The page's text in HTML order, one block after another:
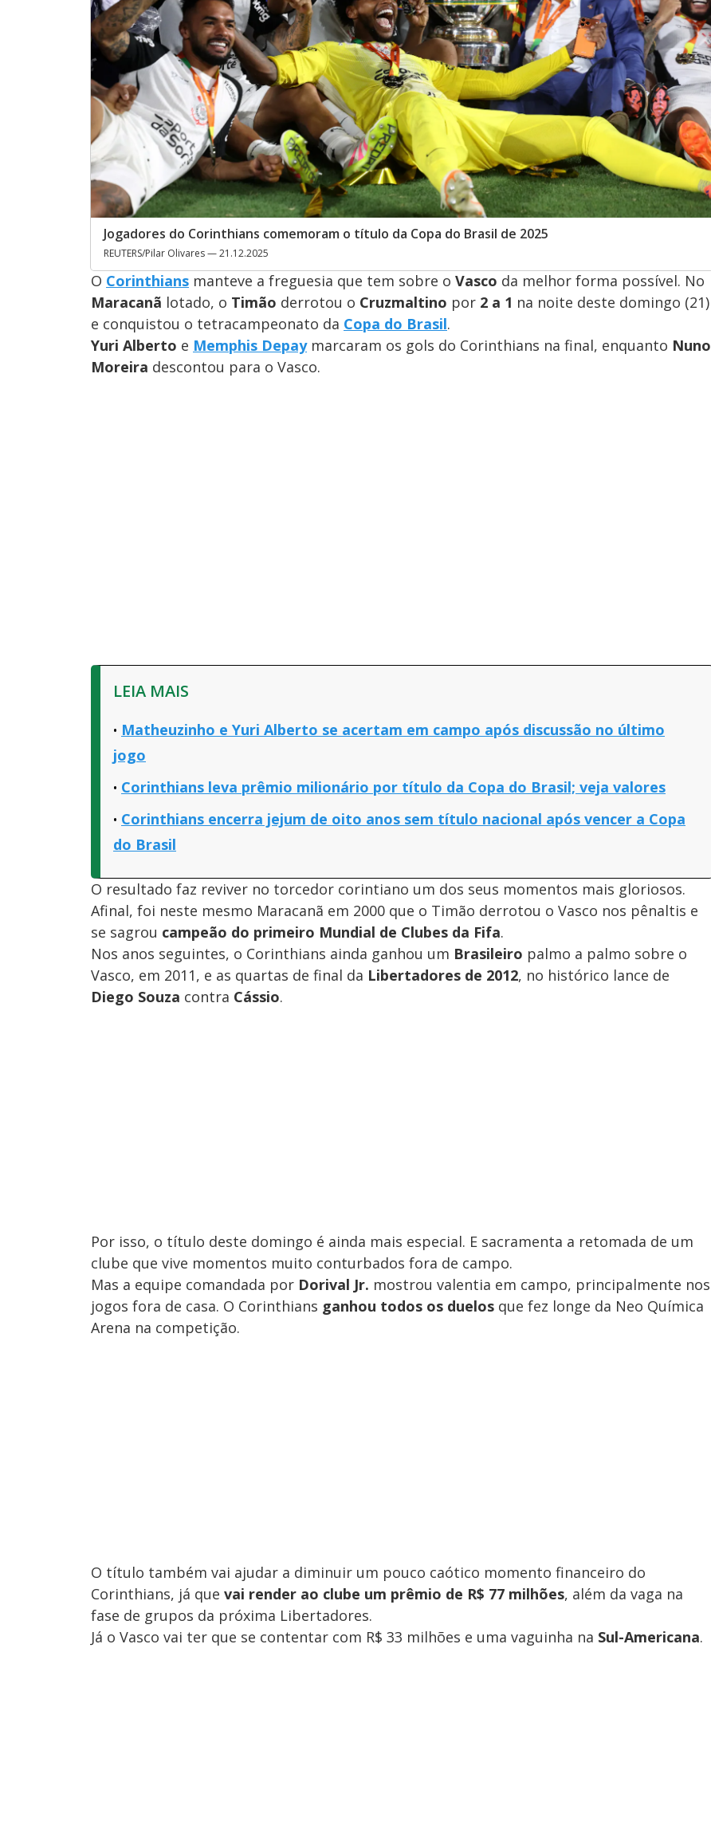
Jogadores do Corinthians comemoram o título da Copa do Brasil de 2025
REUTERS/Pilar Olivares — 21.12.2025
O Corinthians manteve a freguesia que tem sobre o Vasco da melhor forma possível. No
Maracanã lotado, o Timão derrotou o Cruzmaltino por 2 a 1 na noite deste domingo (21)
e conquistou o tetracampeonato da Copa do Brasil.
Yuri Alberto e Memphis Depaymarcaram os gols do Corinthians na final, enquanto Nuno
Moreira descontou para o Vasco.
LEIA MAIS
Matheuzinho e Yuri Alberto se acertam em campo após discussão no último
jogo
Corinthians leva prêmio milionário por título da Copa do Brasil; veja valores
Corinthians encerra jejum de oito anos sem título nacional após vencer a Copa
do Brasil
O resultado faz reviver no torcedor corintiano um dos seus momentos mais gloriosos.
Afinal, foi neste mesmo Maracanã em 2000 que o Timão derrotou o Vasco nos pênaltis e
se sagrou campeão do primeiro Mundial de Clubes da Fifa.
Nos anos seguintes, o Corinthians ainda ganhou um Brasileiro palmo a palmo sobre o
Vasco, em 2011, e as quartas de final da Libertadores de 2012, no histórico lance de
Diego Souza contra Cássio.
Por isso, o título deste domingo é ainda mais especial. E sacramenta a retomada de um
clube que vive momentos muito conturbados fora de campo.
Mas a equipe comandada por Dorival Jr. mostrou valentia em campo, principalmente nos
jogos fora de casa. O Corinthians ganhou todos os duelos que fez longe da Neo Química
Arena na competição.
O título também vai ajudar a diminuir um pouco caótico momento financeiro do
Corinthians, já que vai render ao clube um prêmio de R$ 77 milhões, além da vaga na
fase de grupos da próxima Libertadores.
Já o Vasco vai ter que se contentar com R$ 33 milhões e uma vaguinha na Sul-Americana.